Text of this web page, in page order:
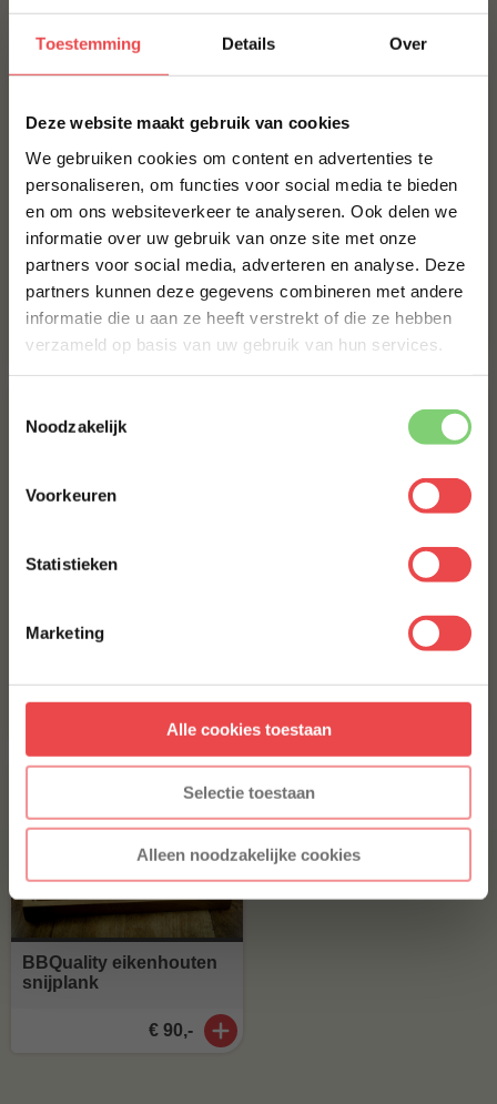
Toestemming Details Over
Deze website maakt gebruik van cookies
We gebruiken cookies om content en advertenties te
personaliseren, om functies voor social media te bieden
en om ons websiteverkeer te analyseren. Ook delen we
informatie over uw gebruik van onze site met onze
partners voor social media, adverteren en analyse. Deze
partners kunnen deze gegevens combineren met andere
informatie die u aan ze heeft verstrekt of die ze hebben
verzameld op basis van uw gebruik van hun services.
Noodzakelijk
Voorkeuren
Statistieken
Marketing
Alle cookies toestaan
Selectie toestaan
Alleen noodzakelijke cookies
BBQuality Pork Rub
(3 )
€ 9,95
Butcher paper 40 x 60
cm
€ 0,50
€ 6,95
Buikribben (BBQuality
BBQuality eikenhouten
snijplank
€ 90,-
10% korting op je
eerste bestelling*
Schrijf je in voor onze nieuwsbrief en ontvang direct
10% korting op jouw eerste bestelling.
ACHTERNAAM
* Alleen voor nieuwe inschrijvers, korting niet geldig op reeds
afgeprijsde producten.